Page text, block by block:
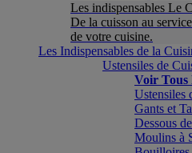
Les indispensables Le
De la cuisson au
de votre cuisine.
Les Indispensables de la
Ustensiles de
Voir Tous
Ustensiles
Gants et
Dessous
Moulins à